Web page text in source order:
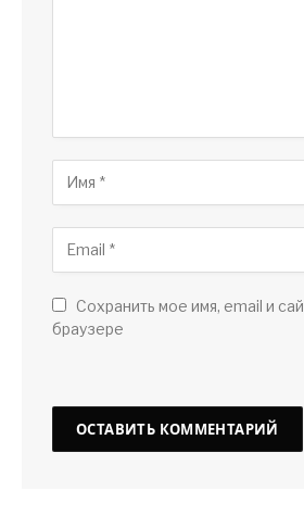
Сохранить мое имя, email и
браузере